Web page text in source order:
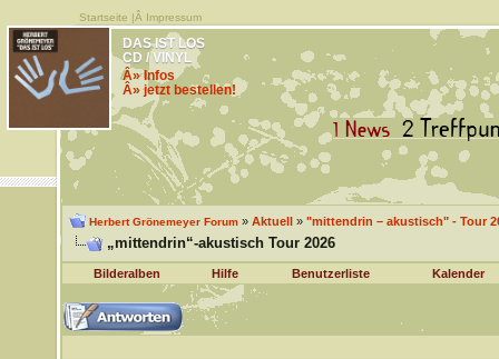
Startseite |Â Impressum
DAS IST LOS
CD / VINYL
Â» Infos
Â» jetzt bestellen!
Herbert Grönemeyer Forum» Aktuell» "mittendrin – akustisch" - Tour
„mittendrin“-akustisch Tour 2026
Bilderalben Hilfe Benutzerliste Kalender